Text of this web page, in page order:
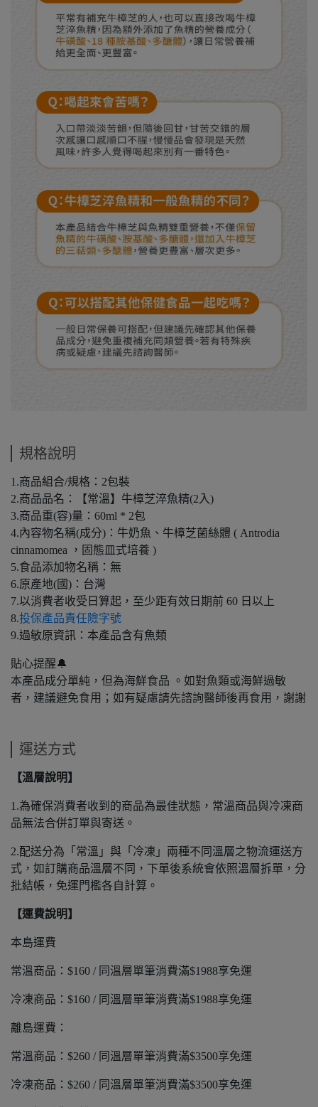
規格說明
1.商品組合/規格：2包裝
2.商品品名：【常溫】牛樟芝淬魚精(2入)
3.商品重(容)量：60ml * 2包
4.內容物名稱(成分)：牛奶魚、牛樟芝菌絲體 ( Antrodia
cinnamomea ，固態皿式培養 )
5.食品添加物名稱：無
6.原產地(國)：台灣
7.以消費者收受日算起，至少距有效日期前 60 日以上
8.投保產品責任險字號
9.過敏原資訊：本產品含有魚類
貼心提醒🔔
本產品成分單純，但為海鮮食品 。如對魚類或海鮮過敏
者，建議避免食用；如有疑慮請先諮詢醫師後再食用，謝謝
運送方式
【溫層說明】
1.為確保消費者收到的商品為最佳狀態，常溫商品與冷凍商
品無法合併訂單與寄送。
2.配送分為「常溫」與「冷凍」兩種不同溫層之物流運送方
式，如訂購商品溫層不同，下單後系統會依照溫層拆單，分
批結帳，免運門檻各自計算。
【運費說明】
本島運費
常溫商品：$160 / 同溫層單筆消費滿$1988享免運
冷凍商品：$160 / 同溫層單筆消費滿$1988享免運
離島運費：
常溫商品：$260 / 同溫層單筆消費滿$3500享免運
冷凍商品：$260 / 同溫層單筆消費滿$3500享免運